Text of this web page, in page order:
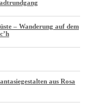
– Wanderung auf dem
aus Rosa